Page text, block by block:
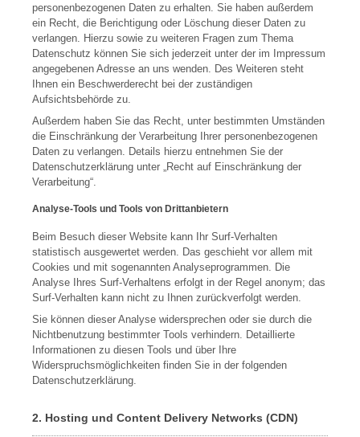
personenbezogenen Daten zu erhalten. Sie haben außerdem
ein Recht, die Berichtigung oder Löschung dieser Daten zu
verlangen. Hierzu sowie zu weiteren Fragen zum Thema
Datenschutz können Sie sich jederzeit unter der im Impressum
angegebenen Adresse an uns wenden. Des Weiteren steht
Ihnen ein Beschwerderecht bei der zuständigen
Aufsichtsbehörde zu.
Außerdem haben Sie das Recht, unter bestimmten Umständen
die Einschränkung der Verarbeitung Ihrer personenbezogenen
Daten zu verlangen. Details hierzu entnehmen Sie der
Datenschutzerklärung unter „Recht auf Einschränkung der
Verarbeitung“.
Analyse-Tools und Tools von Drittanbietern
Beim Besuch dieser Website kann Ihr Surf-Verhalten
statistisch ausgewertet werden. Das geschieht vor allem mit
Cookies und mit sogenannten Analyseprogrammen. Die
Analyse Ihres Surf-Verhaltens erfolgt in der Regel anonym; das
Surf-Verhalten kann nicht zu Ihnen zurückverfolgt werden.
Sie können dieser Analyse widersprechen oder sie durch die
Nichtbenutzung bestimmter Tools verhindern. Detaillierte
Informationen zu diesen Tools und über Ihre
Widerspruchsmöglichkeiten finden Sie in der folgenden
Datenschutzerklärung.
2. Hosting und Content Delivery Networks (CDN)